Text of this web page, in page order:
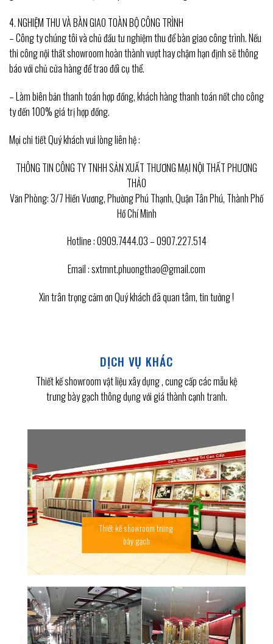
4. NGHIỆM THU VÀ BÀN GIAO TOÀN BỘ CÔNG TRÌNH
– Công ty chúng tôi và chủ đầu tư nghiệm thu để bàn giao công trình. Nếu
thi công nội thất showroom hoàn thành vượt hay chậm hạn định sẽ thông
báo với chủ cửa hàng để trao đổi cụ thể.
– Làm biên bản thanh toán hợp đồng, khách hàng thanh toán nốt cho công
ty đến 100% giá trị hợp đồng.
Mọi chi tiết Quý khách vui lòng liên hệ :
THÔNG TIN CÔNG TY TNHH SẢN XUẤT THƯƠNG MẠI NỘI THẤT PHƯƠNG
THẢO
Văn Phòng: 3/7 Hiền Vương, Phường Phú Thạnh, Quận Tân Phú, Thành Phố
Hồ Chí Minh
Hotline : 0909.7444.03 – 0907.227.514
Email : sxtmnt.phuongthao@gmail.com
Xin trân trọng cảm ơn Quý khách đã quan tâm, tin tưởng !
DỊCH VỤ KHÁC
Thiết kế showroom vật liệu xây dựng , cung cấp các mẫu kệ
trưng bày gạch thông dụng với giá thành cạnh tranh.
Thiết kế showroom trưng
bày gạch